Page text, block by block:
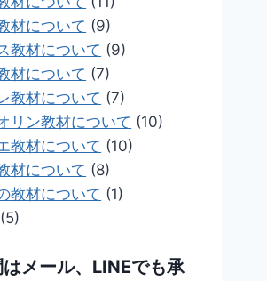
材について (9)
教材について (9)
材について (7)
教材について (7)
リン教材について (10)
教材について (10)
材について (8)
教材について (1)
(5)
はメール、LINEでも承